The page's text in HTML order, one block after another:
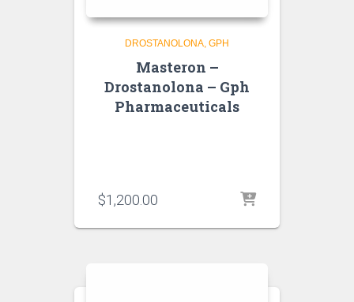
DROSTANOLONA GPH
Masteron –
Drostanolona – Gph
Pharmaceuticals
$1,200.00